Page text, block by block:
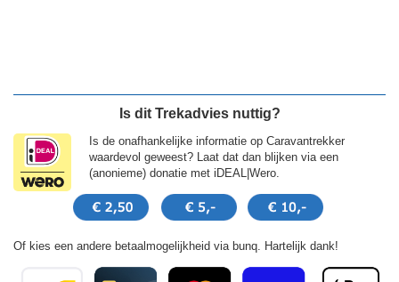
Is dit Trekadvies nuttig?
Is de onafhankelijke informatie op Caravantrekker
waardevol geweest? Laat dat dan blijken via een
(anonieme) donatie met iDEAL|Wero.
Of kies een andere betaalmogelijkheid via bunq. Hartelijk dank!